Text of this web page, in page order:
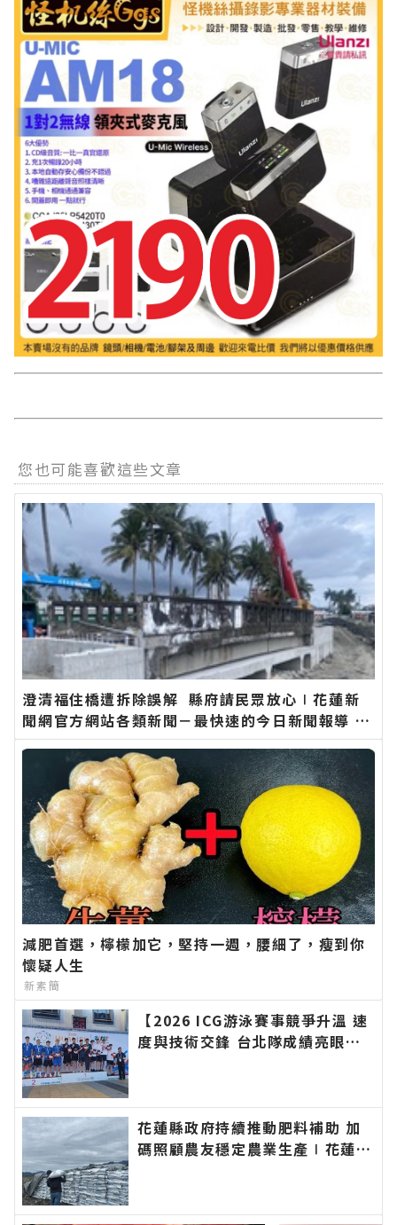
您也可能喜歡這些文章
澄清福住橋遭拆除誤解 縣府請民眾放心∣花蓮新
聞網官方網站各類新聞－最快速的今日新聞報導 最
新的在地資訊！
減肥首選，檸檬加它，堅持一週，腰細了，瘦到你
懷疑人生
新素簡
【2026 ICG游泳賽事競爭升溫 速
度與技術交鋒 台北隊成績亮眼】
地資訊！
花蓮縣政府持續推動肥料補助 加
碼照顧農友穩定農業生產∣花蓮新